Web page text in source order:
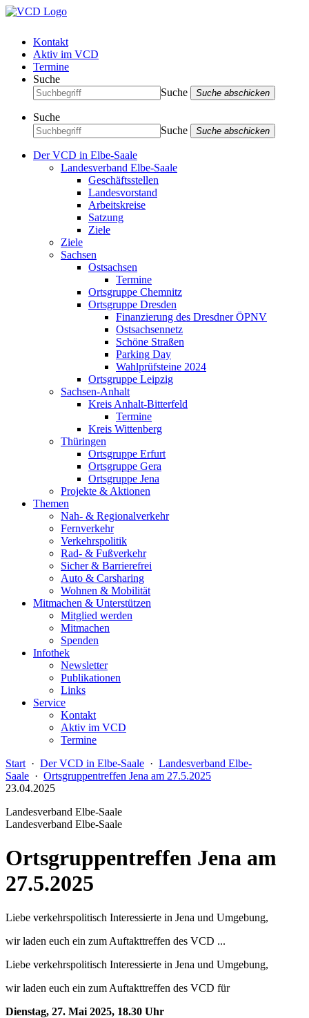
Kontakt
Aktiv im VCD
Termine
Suche
Suche
Suche abschicken
Suche
Suche
Suche abschicken
Der VCD in Elbe-Saale
Landesverband Elbe-Saale
Geschäftsstellen
Landesvorstand
Arbeitskreise
Satzung
Ziele
Ziele
Sachsen
Ostsachsen
Termine
Ortsgruppe Chemnitz
Ortsgruppe Dresden
Finanzierung des Dresdner ÖPNV
Ostsachsennetz
Schöne Straßen
Parking Day
Wahlprüfsteine 2024
Ortsgruppe Leipzig
Sachsen-Anhalt
Kreis Anhalt-Bitterfeld
Termine
Kreis Wittenberg
Thüringen
Ortsgruppe Erfurt
Ortsgruppe Gera
Ortsgruppe Jena
Projekte & Aktionen
Themen
Nah- & Regionalverkehr
Fernverkehr
Verkehrspolitik
Rad- & Fußverkehr
Sicher & Barrierefrei
Auto & Carsharing
Wohnen & Mobilität
Mitmachen & Unterstützen
Mitglied werden
Mitmachen
Spenden
Infothek
Newsletter
Publikationen
Links
Service
Kontakt
Aktiv im VCD
Termine
Start · Der VCD in Elbe-Saale · Landesverband Elbe-
Saale · Ortsgruppentreffen Jena am 27.5.2025
23.04.2025
Landesverband Elbe-Saale
Landesverband Elbe-Saale
Ortsgruppentreffen Jena am
27.5.2025
Liebe verkehrspolitisch Interessierte in Jena und Umgebung,
wir laden euch ein zum Auftakttreffen des VCD ...
Liebe verkehrspolitisch Interessierte in Jena und Umgebung,
wir laden euch ein zum Auftakttreffen des VCD für
Dienstag, 27. Mai 2025, 18.30 Uhr